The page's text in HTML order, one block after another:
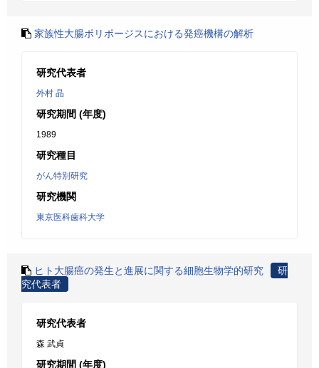
家族性大腸ポリポージスにおける発癌機構の解析
研究代表者
外村 晶
研究期間 (年度)
1989
研究種目
がん特別研究
研究機関
東京医科歯科大学
ヒト大腸癌の発生と進展に関する細胞生物学的研究
研
究代表者
研究代表者
森 武貞
研究期間 (年度)